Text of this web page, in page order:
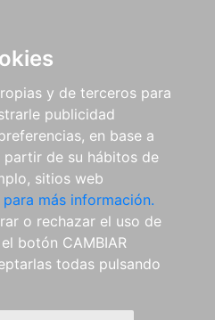
y de terceros para
publicidad
en base a
de su hábitos de
sitios web
más información.
o rechazar el uso de
botón CAMBIAR
todas pulsando